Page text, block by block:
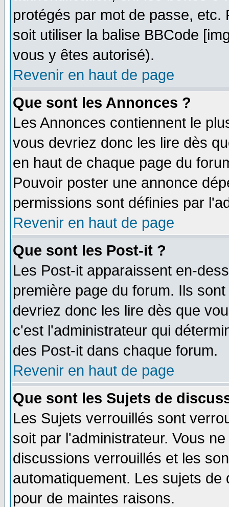
protégés par mot de passe,
soit utiliser la balise BBCode
vous y êtes autorisé).
Revenir en haut de page
Que sont les Annonces ?
Les Annonces contiennent le
vous devriez donc les lire dès
en haut de chaque page du
Pouvoir poster une annonce
permissions sont définies par
Revenir en haut de page
Que sont les Post-it ?
Les Post-it apparaissent en-
première page du forum. Ils
devriez donc les lire dès que
c'est l'administrateur qui
des Post-it dans chaque forum.
Revenir en haut de page
Que sont les Sujets de
Les Sujets verrouillés sont
soit par l'administrateur. Vous
discussions verrouillés et les
automatiquement. Les sujets
pour de maintes raisons.